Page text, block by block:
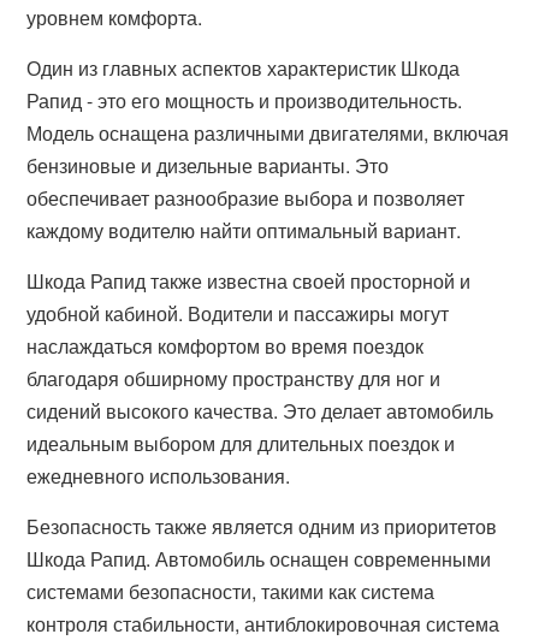
уровнем комфорта.
Один из главных аспектов характеристик Шкода
Рапид - это его мощность и производительность.
Модель оснащена различными двигателями, включая
бензиновые и дизельные варианты. Это
обеспечивает разнообразие выбора и позволяет
каждому водителю найти оптимальный вариант.
Шкода Рапид также известна своей просторной и
удобной кабиной. Водители и пассажиры могут
наслаждаться комфортом во время поездок
благодаря обширному пространству для ног и
сидений высокого качества. Это делает автомобиль
идеальным выбором для длительных поездок и
ежедневного использования.
Безопасность также является одним из приоритетов
Шкода Рапид. Автомобиль оснащен современными
системами безопасности, такими как система
контроля стабильности, антиблокировочная система